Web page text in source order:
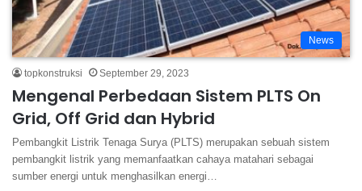
News
topkonstruksi September 29, 2023
Mengenal Perbedaan Sistem PLTS On
Grid, Off Grid dan Hybrid
Pembangkit Listrik Tenaga Surya (PLTS) merupakan sebuah sistem
pembangkit listrik yang memanfaatkan cahaya matahari sebagai
sumber energi untuk menghasilkan energi…